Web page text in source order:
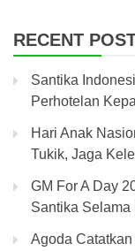
RECENT
Santika
Perhotelan
Hari Anak
Tukik, Jaga
GM For A Day
Santika Selama
Agoda